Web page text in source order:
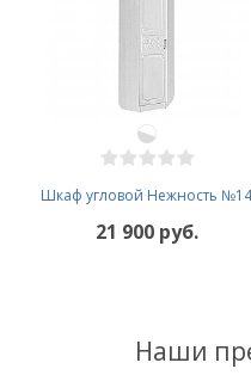
Шкаф угловой Нежность №14
21 900 руб.
Наши